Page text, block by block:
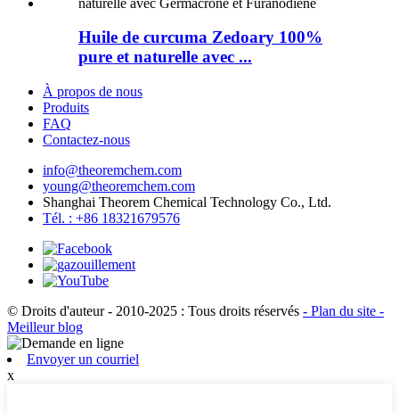
Huile de curcuma Zedoary 100%
pure et naturelle avec ...
À propos de nous
Produits
FAQ
Contactez-nous
info@theoremchem.com
young@theoremchem.com
Shanghai Theorem Chemical Technology Co., Ltd.
Tél. : +86 18321679576
© Droits d'auteur - 2010-2025 : Tous droits réservés - Plan du site -
Meilleur blog
Envoyer un courriel
x